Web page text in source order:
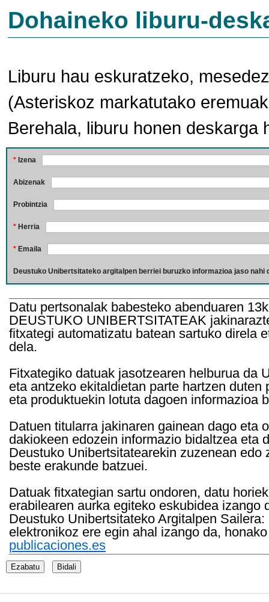
Dohaineko liburu-
Liburu hau eskuratzeko,
(Asteriskoz markatutako
Berehala, liburu honen deskarga
* Izena
Abizenak
Probintzia
* Herria
* Emaila
Deustuko Unibertsitateko argitalpen berriei buruzko informazioa jaso nahi
Datu pertsonalak babesteko abenduaren
DEUSTUKO UNIBERTSITATEAK
fitxategi automatizatu batean sartuko direla
dela.
Fitxategiko datuak jasotzearen helburua da
eta antzeko ekitaldietan parte hartzen
eta produktuekin lotuta dagoen informazioa
Datuen titularra jakinaren gainean dago eta
dakiokeen edozein informazio bidaltzea eta
Deustuko Unibertsitatearekin zuzenean
beste erakunde batzuei.
Datuak fitxategian sartu ondoren, datu
erabilearen aurka egiteko eskubidea
Deustuko Unibertsitateko Argitalpen
elektronikoz ere egin ahal izango da,
publicaciones.es
Ezabatu Bidali